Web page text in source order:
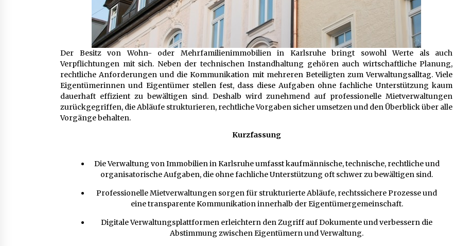
Der Besitz von Wohn- oder Mehrfamilienimmobilien in Karlsruhe bringt sowohl Werte als auch
Verpflichtungen mit sich. Neben der technischen Instandhaltung gehören auch wirtschaftliche Planung,
rechtliche Anforderungen und die Kommunikation mit mehreren Beteiligten zum Verwaltungsalltag. Viele
Eigentümerinnen und Eigentümer stellen fest, dass diese Aufgaben ohne fachliche Unterstützung kaum
dauerhaft effizient zu bewältigen sind. Deshalb wird zunehmend auf professionelle Mietverwaltungen
zurückgegriffen, die Abläufe strukturieren, rechtliche Vorgaben sicher umsetzen und den Überblick über alle
Vorgänge behalten.
Kurzfassung
Die Verwaltung von Immobilien in Karlsruhe umfasst kaufmännische, technische, rechtliche und
organisatorische Aufgaben, die ohne fachliche Unterstützung oft schwer zu bewältigen sind.
Professionelle Mietverwaltungen sorgen für strukturierte Abläufe, rechtssichere Prozesse und
eine transparente Kommunikation innerhalb der Eigentümergemeinschaft.
Digitale Verwaltungsplattformen erleichtern den Zugriff auf Dokumente und verbessern die
Abstimmung zwischen Eigentümern und Verwaltung.